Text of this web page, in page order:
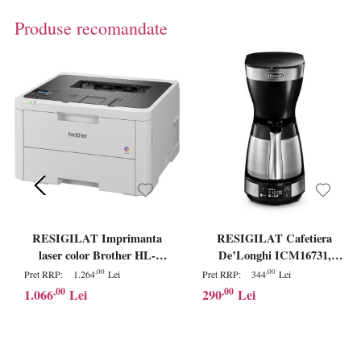
Produse recomandate
RESIGILAT Imprimanta
laser color Brother HL-
L3215CW, A4, USB 2.0, Wi-
Fi, 18 ppm negru, 18 ppm
color
Pret RRP: 1.264,00 Lei
1.066,00 Lei
RESIGILAT Cafetiera
De’Longhi ICM16731,
1200W, Carafa termica din
otel inoxidabil, Capacitate
1.25 L, 10 cesti, Ecran LCD,
Pret RRP: 344,00 Lei
290,00 Lei